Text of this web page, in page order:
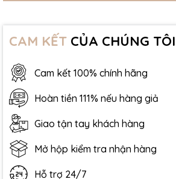
CAM KẾT CỦA CHÚNG TÔI
Cam kết 100% chính hãng
Hoàn tiền 111% nếu hàng giả
Giao tận tay khách hàng
Mở hộp kiểm tra nhận hàng
Hỗ trợ 24/7